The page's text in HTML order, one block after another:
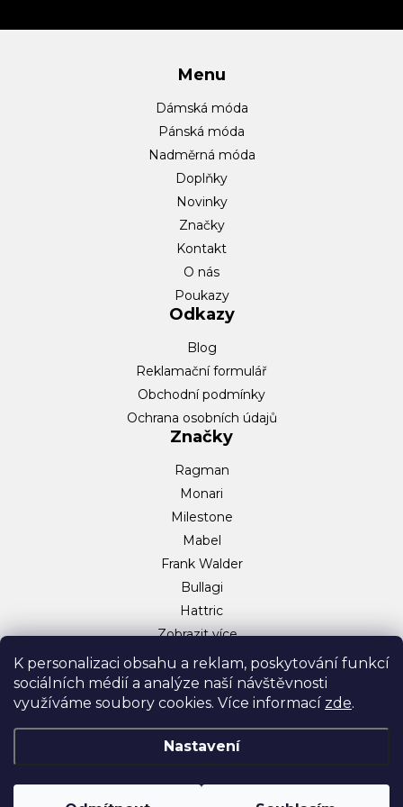
K personalizaci obsahu a reklam, poskytování funkcí
sociálních médií a analýze naší návštěvnosti
využíváme soubory cookies. Více informací zde.
Nastavení
í
Menu
Dámská móda
Pánská móda
Nadměrná móda
Doplňky
Novinky
Značky
Kontakt
O nás
Poukazy
Odkazy
Blog
Reklamační formulář
Obchodní podmínky
Ochrana osobních údajů
Značky
Ragman
Monari
Milestone
Mabel
Frank Walder
Bullagi
Hattric
Zobrazit více…
Sociální sítě
Facebook
Instagram
TikTok